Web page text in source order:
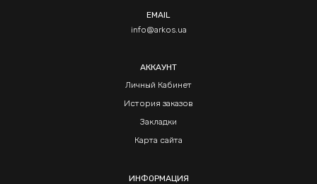
EMAIL
info@arkos.ua
АККАУНТ
Личный Кабинет
История заказов
Закладки
Карта сайта
ИНФОРМАЦИЯ